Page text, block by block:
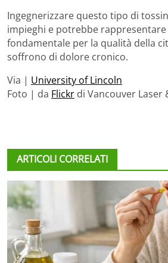
Ingegnerizzare questo tipo di
impieghi e potrebbe
fondamentale per la qualità della
soffrono di dolore cronico.
Via | University of Lincoln
Foto | da Flickr di Vancouver Laser
ARTICOLI CORRELATI